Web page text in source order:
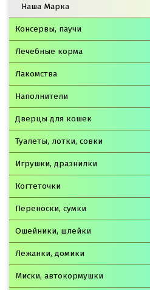
Наша Марка
Консервы, паучи
Лечебные корма
Лакомства
Наполнители
Дверцы для кошек
Туалеты, лотки, совки
Игрушки, дразнилки
Когтеточки
Переноски, сумки
Ошейники, шлейки
Лежанки, домики
Миски, автокормушки